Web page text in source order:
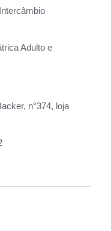
Adulto e
n°374, loja